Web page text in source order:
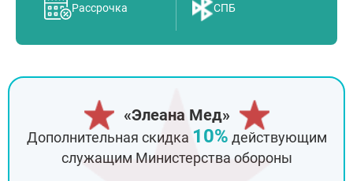
Рассрочка СПБ
«Элеана Мед»
Дополнительная скидка 10% действующим
служащим Министерства обороны